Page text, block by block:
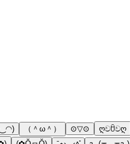
（＾ω＾） ⊙▽⊙ ღවꇳවღ